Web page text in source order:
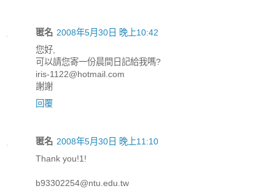
匿名 2008年5月30日 晚上10:42
您好,
可以請您寄一份晨間日記給我嗎?
iris-1122@hotmail.com
謝謝
回覆
匿名 2008年5月30日 晚上11:10
Thank you!1!
b93302254@ntu.edu.tw